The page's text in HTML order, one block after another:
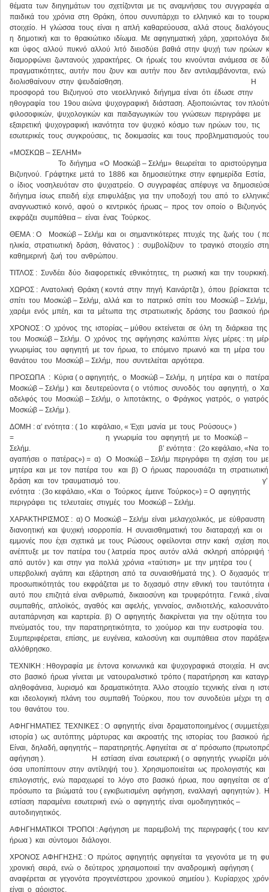
θέματα των διηγημάτων του σχετίζονται με τις αναμνήσεις του συγγραφέα
παιδικά του χρόνια στη Θράκη, όπου συνυπάρχει το ελληνικό και το
στοιχείο. Η γλώσσα τους είναι η απλή καθαρεύουσα, αλλά στους διαλόγους
η δημοτική και το θρακιώτικο ιδίωμα. Με αφηγηματική χάρη, χαριτολόγα
και ύφος αλλού πυκνό αλλού λιτό διεισδύει βαθιά στην ψυχή των ηρώων
διαμορφώνει ζωντανούς χαρακτήρες. Οι ήρωές του κινούνται ανάμεσα σε
πραγματικότητες, αυτήν που ζουν και αυτήν που δεν αντιλαμβάνονται,
διολισθαίνουν στην ψευδαίσθηση. Η
προσφορά του Βιζυηνού στο νεοελληνικό διήγημα είναι ότι έδωσε στην
ηθογραφία του 19ου αιώνα ψυχογραφική διάσταση. Αξιοποιώντας τον
φιλοσοφικών, ψυχολογικών και παιδαγωγικών του γνώσεων περιγράφει με
εξαιρετική ψυχογραφική ικανότητα τον ψυχικό κόσμο των ηρώων του, τις
εσωτερικές τους συγκρούσεις, τις δοκιμασίες και τους προβληματισμούς
«ΜΟΣΚΩΒ – ΣΕΛΗΜ»
Το διήγημα «Ο Μοσκώβ – Σελήμ» θεωρείται το αριστούργημα
Βιζυηνού. Γράφτηκε μετά το 1886 και δημοσιεύτηκε στην εφημερίδα
ο ίδιος νοσηλευόταν στο ψυχιατρείο. Ο συγγραφέας απέφυγε να
διήγημα ίσως επειδή είχε επιφυλάξεις για την υποδοχή του από το
αναγνωστικό κοινό, αφού ο κεντρικός ήρωας – προς τον οποίο ο
εκφράζει συμπάθεια – είναι ένας Τούρκος.
ΘΕΜΑ : Ο Μοσκώβ – Σελήμ και οι σημαντικότερες πτυχές της ζωής του (
ηλικία, στρατιωτική δράση, θάνατος ) : συμβολίζουν το τραγικό στοιχείο
καθημερινή ζωή του ανθρώπου.
ΤΙΤΛΟΣ : Συνδέει δύο διαφορετικές εθνικότητες, τη ρωσική και την τουρκική.
ΧΩΡΟΣ : Ανατολική Θράκη ( κοντά στην πηγή Καινάρτζα ), όπου βρίσκεται
σπίτι του Μοσκώβ – Σελήμ, αλλά και το πατρικό σπίτι του Μοσκώβ –
χαρέμι ενός μπέη, και τα μέτωπα της στρατιωτικής δράσης του βασικού
ΧΡΟΝΟΣ : Ο χρόνος της ιστορίας – μύθου εκτείνεται σε όλη τη διάρκεια
του Μοσκώβ – Σελήμ. Ο χρόνος της αφήγησης καλύπτει λίγες μέρες : τη
γνωριμίας του αφηγητή με τον ήρωα, το επόμενο πρωινό και τη μέρα του
θανάτου του Μοσκώβ – Σελήμ, που συντελείται αργότερα.
ΠΡΟΣΩΠΑ : Κύρια ( ο αφηγητής, ο Μοσκώβ – Σελήμ, η μητέρα και ο
Μοσκώβ – Σελήμ ) και δευτερεύοντα ( ο ντόπιος συνοδός του αφηγητή, ο
αδελφός του Μοσκώβ – Σελήμ, ο λιποτάκτης, ο Φράγκος γιατρός, ο
Μοσκώβ – Σελήμ ).
ΔΟΜΗ : α’ ενότητα : ( 1ο κεφάλαιο, « Έχει μανία με τους Ρούσους» )
= η γνωριμία του αφηγητή με το Μοσκώβ –
Σελήμ. β’ ενότητα : (2ο κεφάλαιο, «Να
αγαπήσει ο πατέρας») = α) Ο Μοσκώβ – Σελήμ περιγράφει τη σχέση του
μητέρα και με τον πατέρα του και β) Ο ήρωας παρουσιάζει τη
δράση και τον τραυματισμό του. γ’
ενότητα : (3ο κεφάλαιο, «Και ο Τούρκος έμεινε Τούρκος») = Ο αφηγητής
περιγράφει τις τελευταίες στιγμές του Μοσκώβ – Σελήμ.
ΧΑΡΑΚΤΗΡΙΣΜΟΣ : α) Ο Μοσκώβ – Σελήμ είναι μελαγχολικός, με εύθραυστη
διανοητική και ψυχική ισορροπία. Η συναισθηματική του διαταραχή και οι
εμμονές που έχει σχετικά με τους Ρώσους οφείλονται στην κακή σχέση
ανέπτυξε με τον πατέρα του ( λατρεία προς αυτόν αλλά σκληρή απόρριψή
από αυτόν ) και στην για πολλά χρόνια «ταύτιση» με την μητέρα του (
υπερβολική αγάπη και εξάρτηση από τα συναισθήματά της ). Ο διχασμός
προσωπικότητάς του εκφράζεται με το διχασμό στην εθνική του ταυτότητα
αυτό που επιζητά είναι ανθρωπιά, δικαιοσύνη και τρυφερότητα. Γενικά ,
συμπαθής, απλοϊκός, αγαθός και αφελής, γενναίος, ανιδιοτελής,
αυταπάρνηση και καρτερία. β) Ο αφηγητής διακρίνεται για την οξύτητα του
πνεύματός του, την παρατηρητικότητα, το χιούμορ και την ευστροφία του.
Συμπεριφέρεται, επίσης, με ευγένεια, καλοσύνη και συμπάθεια στον
αλλόθρησκο.
ΤΕΧΝΙΚΗ : Ηθογραφία με έντονα κοινωνικά και ψυχογραφικά στοιχεία. Η
στο βασικό ήρωα γίνεται με νατουραλιστικό τρόπο ( παρατήρηση και
αληθοφάνεια, λυρισμό και δραματικότητα. Άλλο στοιχείο τεχνικής είναι η
και ιδεολογική πλάνη του συμπαθή Τούρκου, που τον συνοδεύει μέχρι τη
του θανάτου του.
ΑΦΗΓΗΜΑΤΙΕΣ ΤΕΧΝΙΚΕΣ : Ο αφηγητής είναι δραματοποιημένος (
ιστορία ) ως αυτόπτης μάρτυρας και ακροατής της ιστορίας του βασικού
Είναι, δηλαδή, αφηγητής – παρατηρητής. Αφηγείται σε α’ πρόσωπο
αφήγηση ). Η εστίαση είναι εσωτερική ( ο αφηγητής γνωρίζει
όσα υποπίπτουν στην αντίληψή του ). Χρησιμοποιείται ως προλογιστής και
επιλογιστής, ενώ παραχωρεί το λόγο στο βασικό ήρωα, που αφηγείται σε α’
πρόσωπο τα βιώματά του ( εγκιβωτισμένη αφήγηση, εναλλαγή αφηγητών ).
εστίαση παραμένει εσωτερική ενώ ο αφηγητής είναι ομοδιηγητικός –
αυτοδιηγητικός.
ΑΦΗΓΗΜΑΤΙΚΟΙ ΤΡΟΠΟΙ : Αφήγηση με παρεμβολή της περιγραφής ( του
ήρωα ) και σύντομοι διάλογοι.
ΧΡΟΝΟΣ ΑΦΗΓΗΣΗΣ : Ο πρώτος αφηγητής αφηγείται τα γεγονότα με τη
χρονική σειρά, ενώ ο δεύτερος χρησιμοποιεί την αναδρομική αφήγηση (
αναφέρεται σε γεγονότα προγενέστερου χρονικού σημείου ). Κυρίαρχος
είναι ο αόριστος.